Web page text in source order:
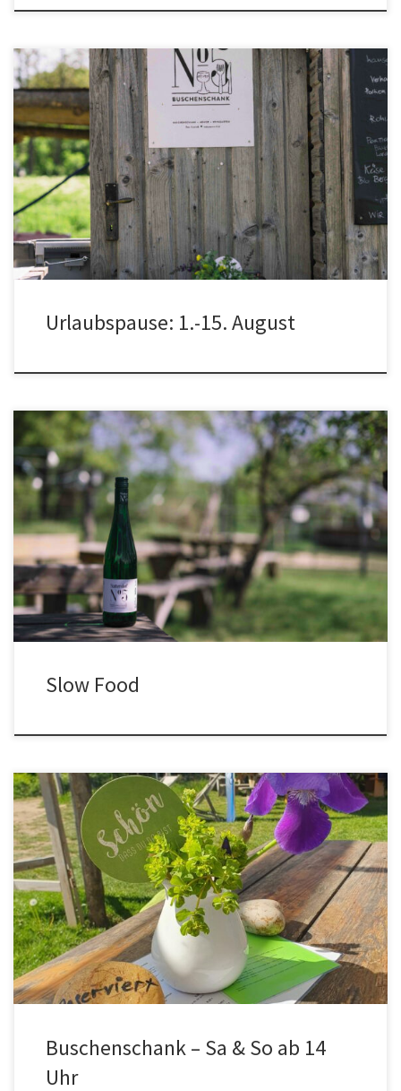
Letzter Buschenschank vor der Pause: Samstag 25. + Sonntag 26.
Juli ab ab 14 Uhr,erste Buschenschank nach dem Urlaub: Sonntag
16. August, 14 Uhr
Urlaubspause: 1.-15. August
Seit 2026 sind wir nun als von Slow Food empfohlene
ProduzentInnen gelistet, gleichzeitig sind wir mit unserem
Kernprodukt Wiener Gemischter Satz auch beim gleichnamigen
Presidio vertreten. Alle Veranstaltungen und Verkostungen sind
auch unter https://www.slow-food.at zu finden. Wir bedanken uns
für ein nettes Shooting am Hof bei Daniela Wiebogen von Slow
[…]
Slow Food
Unser Buschenschank ist am Samstag und Sonntag ab 14 Uhr
geöffnet. An der roten Hütte gibt es in Selbstbedienung kalte
Biojause mit Produkten vom Hof und von Partnerbetrieben.
Saisonal variierend Würste und Speck vom Mangalitza
Freilandschwein, Schmalz und Verhackerts, Lammwurst,
Bergkäsen, vegane Aufstriche, Sauergemüse und Süssen Abschluß
hausgemacht sowie von […]
Buschenschank – Sa & So ab 14
Uhr